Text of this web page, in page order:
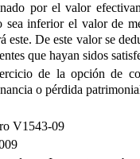
por el valor
sea inferior el valor de
este. De este valor se
que hayan sidos
de la opción de
o pérdida
V1543-09